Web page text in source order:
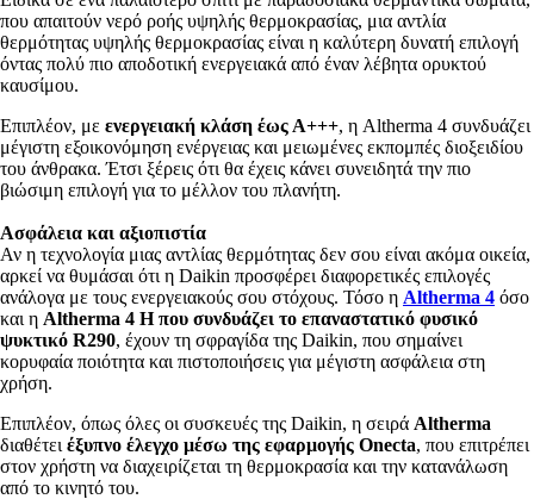
που απαιτούν νερό ροής υψηλής θερμοκρασίας, μια αντλία
θερμότητας υψηλής θερμοκρασίας είναι η καλύτερη δυνατή επιλογή
όντας πολύ πιο αποδοτική ενεργειακά από έναν λέβητα ορυκτού
καυσίμου.
Επιπλέον, με ενεργειακή κλάση έως Α+++, η Altherma 4 συνδυάζει
μέγιστη εξοικονόμηση ενέργειας και μειωμένες εκπομπές διοξειδίου
του άνθρακα. Έτσι ξέρεις ότι θα έχεις κάνει συνειδητά την πιο
βιώσιμη επιλογή για το μέλλον του πλανήτη.
Ασφάλεια και αξιοπιστία
Αν η τεχνολογία μιας αντλίας θερμότητας δεν σου είναι ακόμα οικεία,
αρκεί να θυμάσαι ότι η Daikin προσφέρει διαφορετικές επιλογές
ανάλογα με τους ενεργειακούς σου στόχους. Τόσο η Altherma 4 όσο
και η Altherma 4 H που συνδυάζει το επαναστατικό φυσικό
ψυκτικό R290, έχουν τη σφραγίδα της Daikin, που σημαίνει
κορυφαία ποιότητα και πιστοποιήσεις για μέγιστη ασφάλεια στη
χρήση.
Επιπλέον, όπως όλες οι συσκευές της Daikin, η σειρά Altherma
διαθέτει έξυπνο έλεγχο μέσω της εφαρμογής Onecta, που επιτρέπει
στον χρήστη να διαχειρίζεται τη θερμοκρασία και την κατανάλωση
από το κινητό του.